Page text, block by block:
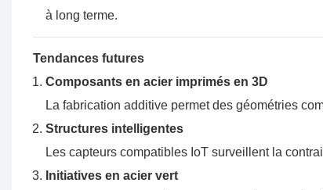
à long terme.
Tendances futures
Composants en acier imprimés en 3D
La fabrication additive permet des géométries
Structures intelligentes
Les capteurs compatibles IoT surveillent la
Initiatives en acier vert